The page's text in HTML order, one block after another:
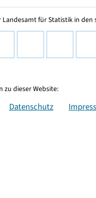
Landesamt für Statistik in den
zu dieser Website:
Datenschutz